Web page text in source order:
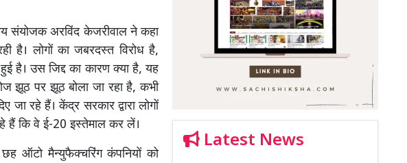
संयोजक अरविंद केजरीवाल ने कहा
है। लोगों का जबरदस्त विरोध है,
है। उस जिद्द का कारण क्या है, यह
झूठ पर झूठ बोला जा रहा है, कभी
रहे हैं। केंद्र सरकार द्वारा लोगों
हैं कि वे ई-20 इस्तेमाल कर लें।
ऑटो मैन्युफैक्चरिंग कंपनियों को
Latest News